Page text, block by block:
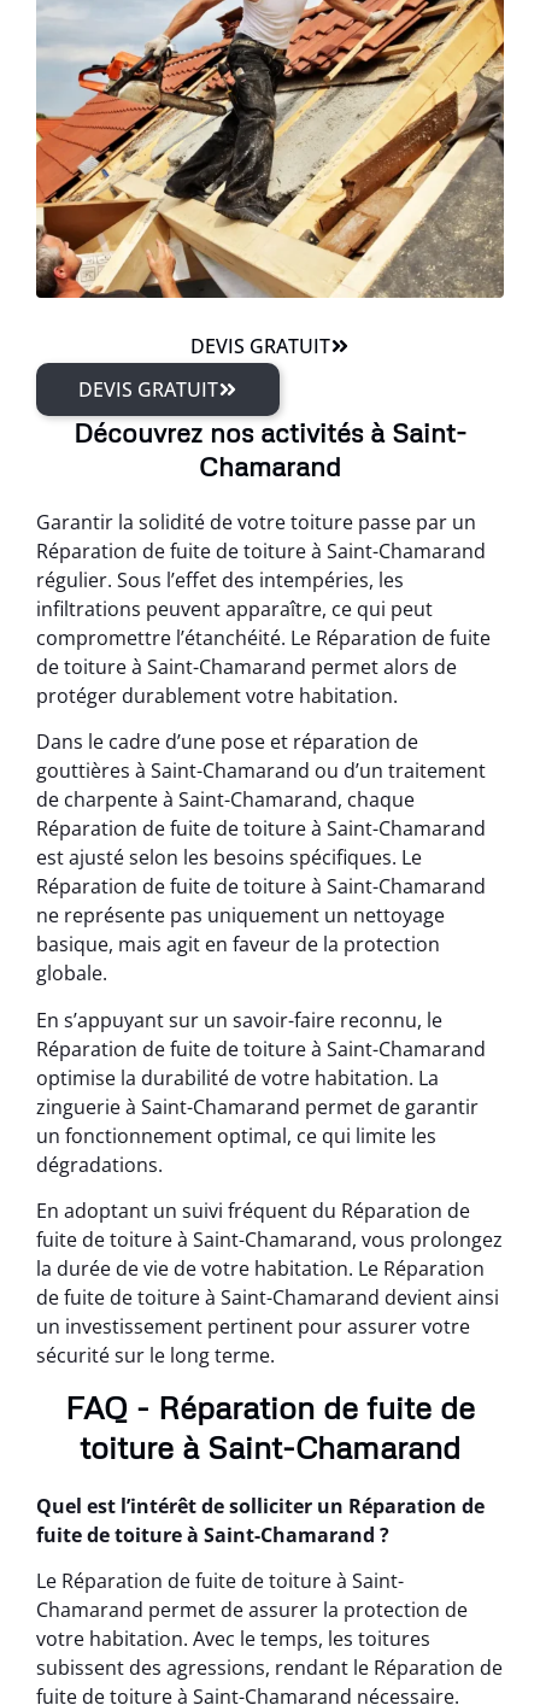
DEVIS GRATUIT
DEVIS GRATUIT
Découvrez nos activités à Saint-
Chamarand
Garantir la solidité de votre toiture passe par un
Réparation de fuite de toiture à Saint-Chamarand
régulier. Sous l’effet des intempéries, les
infiltrations peuvent apparaître, ce qui peut
compromettre l’étanchéité. Le Réparation de fuite
de toiture à Saint-Chamarand permet alors de
protéger durablement votre habitation.
Dans le cadre d’une pose et réparation de
gouttières à Saint-Chamarand ou d’un traitement
de charpente à Saint-Chamarand, chaque
Réparation de fuite de toiture à Saint-Chamarand
est ajusté selon les besoins spécifiques. Le
Réparation de fuite de toiture à Saint-Chamarand
ne représente pas uniquement un nettoyage
basique, mais agit en faveur de la protection
globale.
En s’appuyant sur un savoir-faire reconnu, le
Réparation de fuite de toiture à Saint-Chamarand
optimise la durabilité de votre habitation. La
zinguerie à Saint-Chamarand permet de garantir
un fonctionnement optimal, ce qui limite les
dégradations.
En adoptant un suivi fréquent du Réparation de
fuite de toiture à Saint-Chamarand, vous prolongez
la durée de vie de votre habitation. Le Réparation
de fuite de toiture à Saint-Chamarand devient ainsi
un investissement pertinent pour assurer votre
sécurité sur le long terme.
FAQ - Réparation de fuite de
toiture à Saint-Chamarand
Quel est l’intérêt de solliciter un Réparation de
fuite de toiture à Saint-Chamarand ?
Le Réparation de fuite de toiture à Saint-
Chamarand permet de assurer la protection de
votre habitation. Avec le temps, les toitures
subissent des agressions, rendant le Réparation de
fuite de toiture à Saint-Chamarand nécessaire.